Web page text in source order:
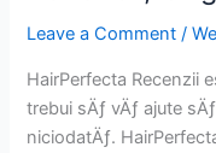
LucrÄƒri,
Cumpara
!!
Leave a Comment /
HairPerfecta Recenzii
trebui sÄƒ vÄƒ ajute
niciodatÄƒ.